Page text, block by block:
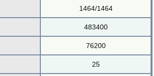
1464/1464
483400
76200
25